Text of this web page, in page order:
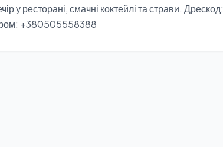
у ресторані, смачні коктейлі та страви. Дрескод:
+380505558388